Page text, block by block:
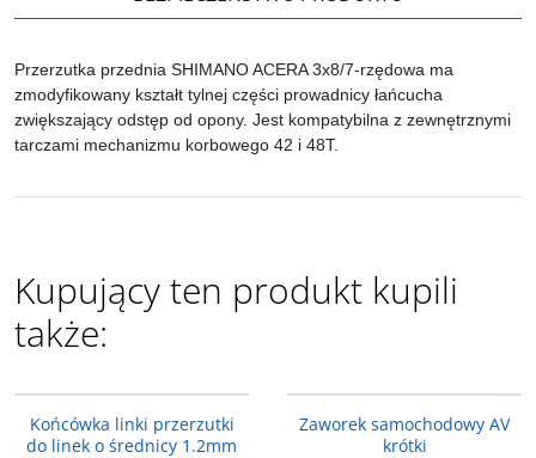
Przerzutka przednia SHIMANO ACERA 3x8/7-rzędowa ma
zmodyfikowany kształt tylnej części prowadnicy łańcucha
zwiększający odstęp od opony. Jest kompatybilna z zewnętrznymi
tarczami mechanizmu korbowego 42 i 48T.
Kupujący ten produkt kupili
także:
Końcówka linki przerzutki
do linek o średnicy 1.2mm
Zaworek samochodowy AV
krótki